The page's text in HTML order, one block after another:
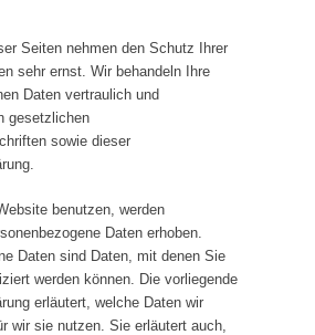
Seiten nehmen den Schutz Ihrer
sehr ernst. Wir behandeln Ihre
Daten vertraulich und
gesetzlichen
sowie dieser
benutzen, werden
Daten erhoben.
Daten sind Daten, mit denen Sie
werden können. Die vorliegende
erläutert, welche Daten wir
wir sie nutzen. Sie erläutert auch,